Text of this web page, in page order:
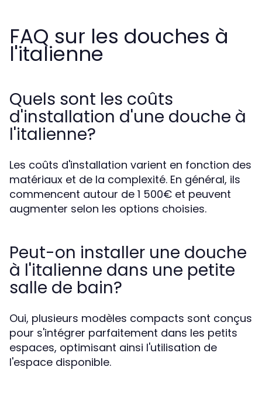
FAQ sur les douches à
l'italienne
Quels sont les coûts
d'installation d'une douche à
l'italienne?
Les coûts d'installation varient en fonction des
matériaux et de la complexité. En général, ils
commencent autour de 1 500€ et peuvent
augmenter selon les options choisies.
Peut-on installer une douche
à l'italienne dans une petite
salle de bain?
Oui, plusieurs modèles compacts sont conçus
pour s'intégrer parfaitement dans les petits
espaces, optimisant ainsi l'utilisation de
l'espace disponible.